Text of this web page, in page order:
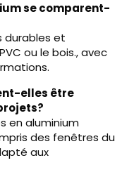
se comparent-
durables et
ou le bois., avec
elles être
en aluminium
des fenêtres du
aux